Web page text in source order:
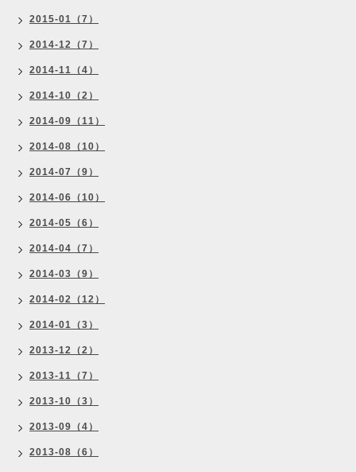
2015-01（7）
2014-12（7）
2014-11（4）
2014-10（2）
2014-09（11）
2014-08（10）
2014-07（9）
2014-06（10）
2014-05（6）
2014-04（7）
2014-03（9）
2014-02（12）
2014-01（3）
2013-12（2）
2013-11（7）
2013-10（3）
2013-09（4）
2013-08（6）